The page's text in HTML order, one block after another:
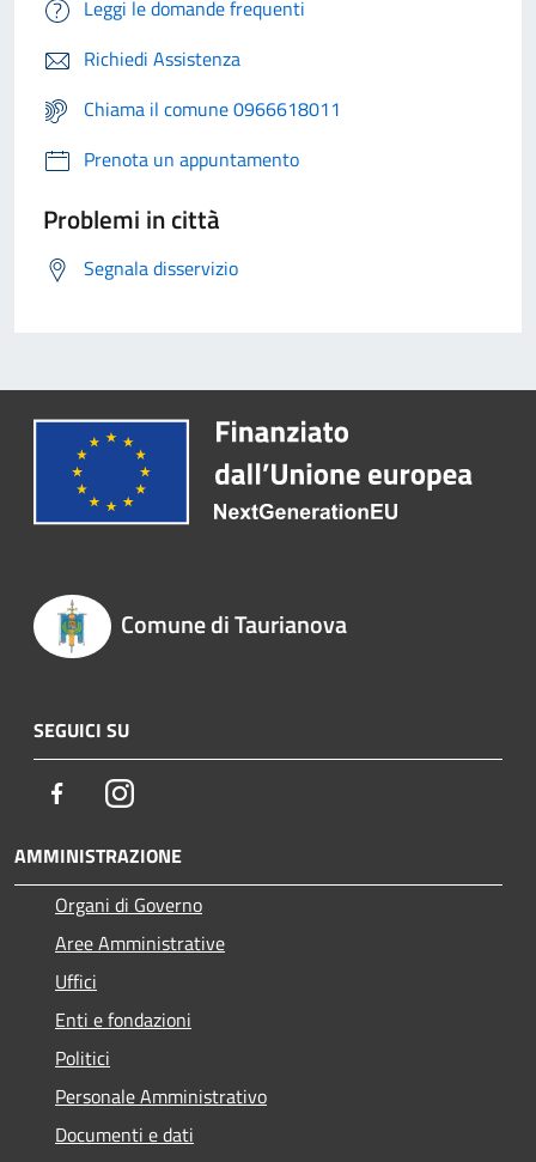
Leggi le domande frequenti
Richiedi Assistenza
Chiama il comune 0966618011
Prenota un appuntamento
Problemi in città
Segnala disservizio
Comune di Taurianova
SEGUICI SU
FacebookInstagram
AMMINISTRAZIONE
Organi di Governo
Aree Amministrative
Uffici
Enti e fondazioni
Politici
Personale Amministrativo
Documenti e dati